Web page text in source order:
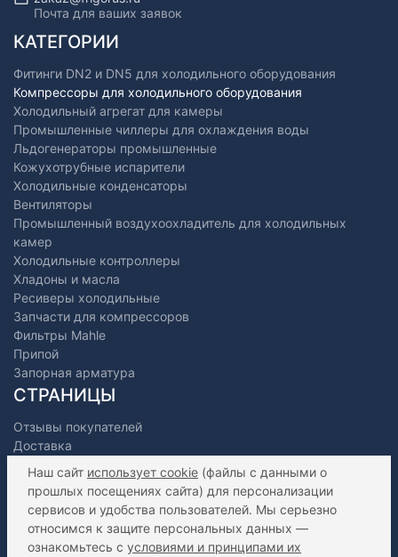
Почта для ваших заявок
КАТЕГОРИИ
Фитинги DN2 и DN5 для холодильного оборудования
Компрессоры для холодильного оборудования
Холодильный агрегат для камеры
Промышленные чиллеры для охлаждения воды
Льдогенераторы промышленные
Кожухотрубные испарители
Холодильные конденсаторы
Вентиляторы
Промышленный воздухоохладитель для холодильных
камер
Холодильные контроллеры
Хладоны и масла
Ресиверы холодильные
Запчасти для компрессоров
Фильтры Mahle
Припой
Запорная арматура
СТРАНИЦЫ
Отзывы покупателей
Доставка
Оплата
Как сделать заказ?
Дилерам
Наш сайт использует cookie (файлы с данными о
прошлых посещениях сайта) для персонализации
сервисов и удобства пользователей. Мы серьезно
относимся к защите персональных данных —
ознакомьтесь с условиями и принципами их